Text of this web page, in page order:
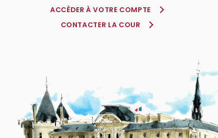
ACCÈDER À VOTRE COMPTE
CONTACTER LA COUR